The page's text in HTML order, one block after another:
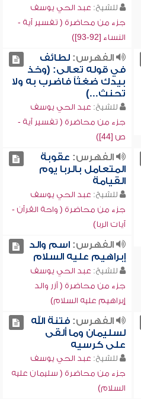
للشيخ: عبد الحي يوسف
جزء من محاضرة ( تفسير آية -
النساء [92-93])
الفهرس:لطائف
في قوله تعالى: (وخذ
بيدك ضغثاً فاضرب به ولا
تحنث...)
للشيخ: عبد الحي يوسف
جزء من محاضرة ( تفسير آية -
ص [44])
الفهرس: عقوبة
المتعامل بالربا يوم
القيامة
للشيخ: عبد الحي يوسف
جزء من محاضرة ( واحة القرآن -
آيات الربا)
الفهرس:اسم والد
إبراهيم عليه السلام
للشيخ: عبد الحي يوسف
جزء من محاضرة ( آزر والد
إبراهيم عليه السلام)
الفهرس:فتنة الله
لسليمان وما ألقى
على كرسيه
للشيخ: عبد الحي يوسف
جزء من محاضرة ( سليمان عليه
السلام)